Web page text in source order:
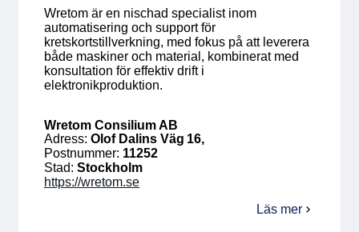
SCAPE 2026
Wretom är en nischad specialist inom
automatisering och support för
kretskortstillverkning, med fokus på att leverera
både maskiner och material, kombinerat med
konsultation för effektiv drift i
elektronikproduktion.
Wretom Consilium AB
Adress: Olof Dalins Väg 16,
Postnummer: 11252
Stad: Stockholm
https://wretom.se
Läs mer
om